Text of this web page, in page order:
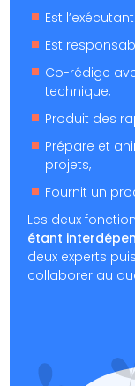
Est
Est
Co-rédige
technique,
Produit des
Prépare et
projets,
Fournit un
Les deux
étant
deux experts
collaborer au